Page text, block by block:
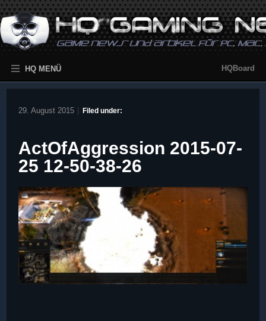
HQ MENÜ HQBoard
29. August 2015 Filed under:
ActOfAggression 2015-07-
25 12-50-38-26